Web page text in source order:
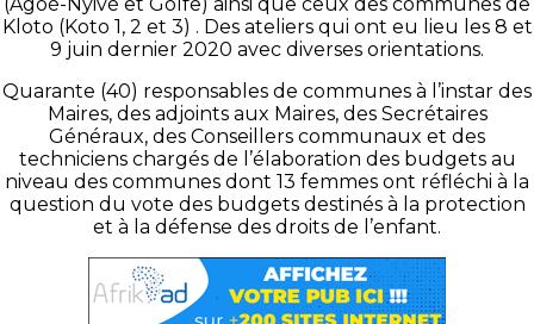
Kloto (Koto 1, 2 et 3) . Des ateliers qui ont eu lieu les 8 et
9 juin dernier 2020 avec diverses orientations.
Quarante (40) responsables de communes à l’instar des
Maires, des adjoints aux Maires, des Secrétaires
Généraux, des Conseillers communaux et des
techniciens chargés de l’élaboration des budgets au
niveau des communes dont 13 femmes ont réfléchi à la
question du vote des budgets destinés à la protection
et à la défense des droits de l’enfant.